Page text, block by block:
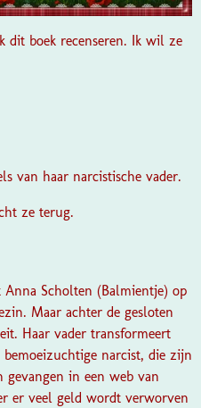
dit boek recenseren. Ik wil ze
van haar narcistische vader.
ze terug.
Scholten (Balmientje) op
Maar achter de gesloten
Haar vader transformeert
narcist, die zijn
in een web van
er veel geld wordt verworven